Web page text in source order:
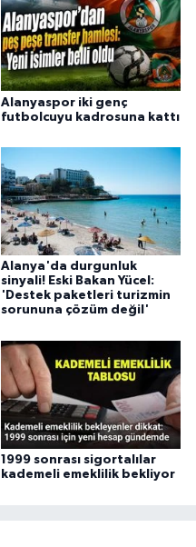
Alanyaspor iki genç
futbolcuyu kadrosuna kattı
Alanya'da durgunluk
sinyali! Eski Bakan Yücel:
'Destek paketleri turizmin
sorununa çözüm değil'
1999 sonrası sigortalılar
kademeli emeklilik bekliyor